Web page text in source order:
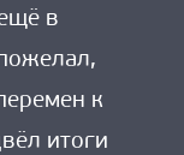
в
к
итоги